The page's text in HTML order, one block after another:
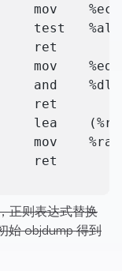
f:	89 ca
11:	84 c0                	test
  13:	c3                   	ret
14:	89 d6
16:	20 d2                	and
  18:	c3                   	ret
19:	48 8d 04 37
1d:	48 89 c7
  20:	c3                   	ret
正则表达式替换
始 objdump 得到